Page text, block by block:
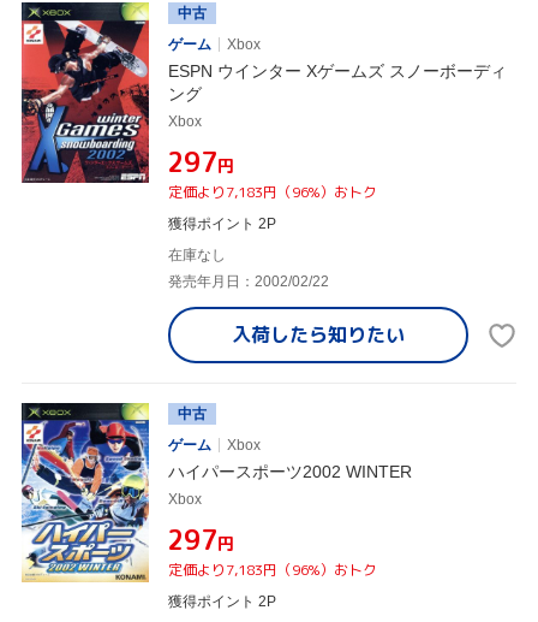
中古
ゲーム
Xbox
ESPN ウインター Xゲームズ スノーボーディ
ング
Xbox
¥297円
定価より7,183円（96%）おトク
獲得ポイント 2P
在庫なし
発売年月日：2002/02/22
入荷したら知りたい
中古
ゲーム
Xbox
ハイパースポーツ2002 WINTER
Xbox
¥297円
定価より7,183円（96%）おトク
獲得ポイント 2P